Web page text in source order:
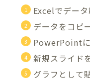
Excelでデー
データをコピ
PowerPointに
新規スライド
グラフとして